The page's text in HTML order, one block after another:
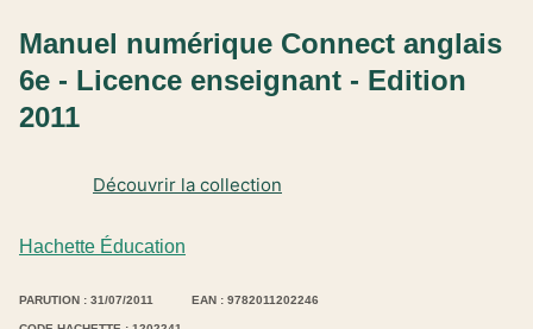
Hachette Éducation
Découvrir la collection
Manuel numérique Connect anglais
6e - Licence enseignant - Edition
2011
PARUTION : 31/07/2011 EAN : 9782011202246